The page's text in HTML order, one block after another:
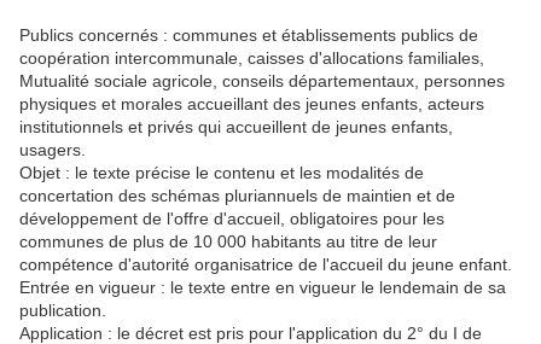
Publics concernés : communes et établissements publics de
coopération intercommunale, caisses d'allocations familiales,
Mutualité sociale agricole, conseils départementaux, personnes
physiques et morales accueillant des jeunes enfants, acteurs
institutionnels et privés qui accueillent de jeunes enfants,
usagers.
Objet : le texte précise le contenu et les modalités de
concertation des schémas pluriannuels de maintien et de
développement de l'offre d'accueil, obligatoires pour les
communes de plus de 10 000 habitants au titre de leur
compétence d'autorité organisatrice de l'accueil du jeune enfant.
Entrée en vigueur : le texte entre en vigueur le lendemain de sa
publication.
Application : le décret est pris pour l'application du 2° du I de